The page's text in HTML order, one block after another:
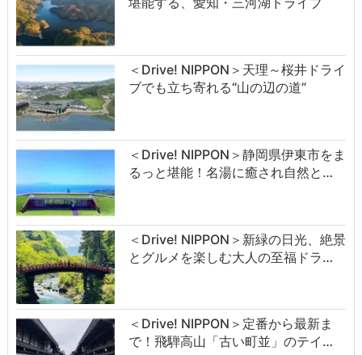
＜Drive! NIPPON＞天理～桜井ドライ
ブでも立ち寄れる“山の辺の道”
＜Drive! NIPPON＞静岡県伊東市をま
るっと堪能！名湯に癒され自然と…
＜Drive! NIPPON＞新緑の日光、絶景
とグルメを楽しむ大人の至福ドラ…
＜Drive! NIPPON＞定番から最新ま
で！飛騨高山「古い町並」のテイ…